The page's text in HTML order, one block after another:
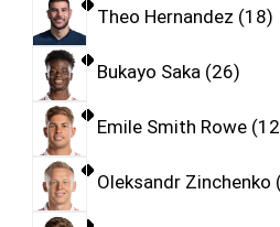
Theo Hernandez 18
Bukayo Saka 26
Emile Smith Rowe 12
Oleksandr Zinchenko